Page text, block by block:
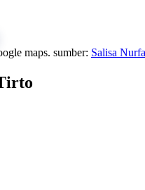
maps. sumber: Salisa